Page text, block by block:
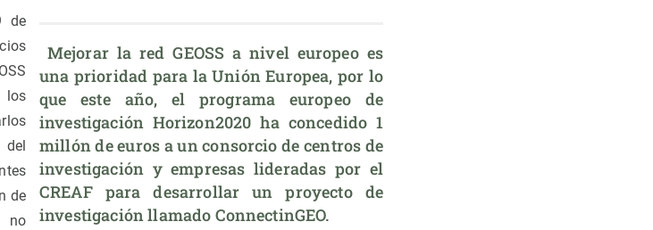
Mejorar la red GEOSS a nivel europeo es
una prioridad para la Unión Europea, por lo
que este año, el programa europeo de
investigación Horizon2020 ha concedido 1
millón de euros a un consorcio de centros de
investigación y empresas lideradas por el
CREAF para desarrollar un proyecto de
investigación llamado ConnectinGEO.
de
los
del
de
no